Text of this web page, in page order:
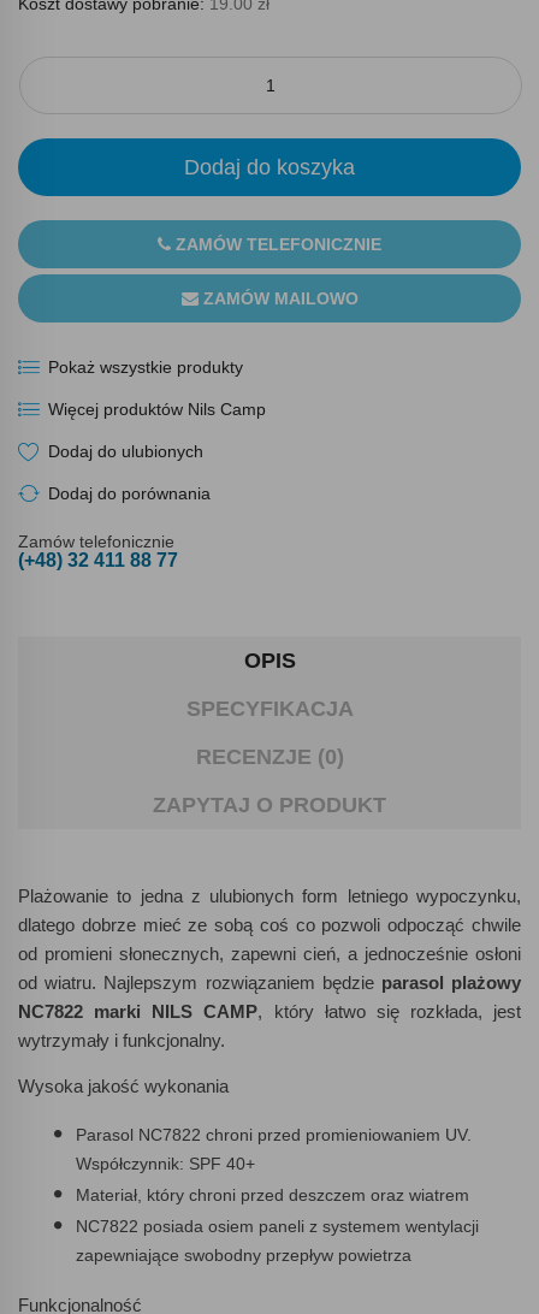
Koszt dostawy pobranie: 19.00 zł
Dodaj do koszyka
ZAMÓW TELEFONICZNIE
ZAMÓW MAILOWO
Pokaż wszystkie produkty
Więcej produktów Nils Camp
Dodaj do ulubionych
Dodaj do porównania
Zamów telefonicznie
(+48) 32 411 88 77
OPIS
SPECYFIKACJA
RECENZJE (0)
ZAPYTAJ O PRODUKT
Plażowanie to jedna z ulubionych form letniego wypoczynku,
dlatego dobrze mieć ze sobą coś co pozwoli odpocząć chwile
od promieni słonecznych, zapewni cień, a jednocześnie osłoni
od wiatru. Najlepszym rozwiązaniem będzie parasol plażowy
NC7822 marki NILS CAMP, który łatwo się rozkłada, jest
wytrzymały i funkcjonalny.
Wysoka jakość wykonania
Parasol NC7822 chroni przed promieniowaniem UV.
Współczynnik: SPF 40+
Materiał, który chroni przed deszczem oraz wiatrem
NC7822 posiada osiem paneli z systemem wentylacji
zapewniające swobodny przepływ powietrza
Funkcjonalność